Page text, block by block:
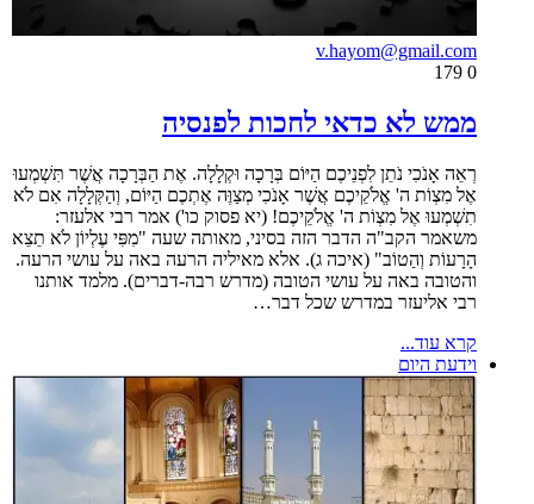
v.hayom@gmail.com
0
ממש לא כדאי לחכות לפנסיה
רְאֵה אָנֹכִי נֹתֵן לִפְנֵיכֶם הַיּוֹם בְּרָכָה וּקְלָלָה. אֶת הַבְּרָכָה אֲשֶׁר תִּשְׁמְעוּ
אֶל מִצְוֹת ה' אֱלֹקֵיכֶם אֲשֶׁר אָנֹכִי מְצַוֶּה אֶתְכֶם הַיּוֹם, וְהַקְּלָלָה אִם לֹא
תִשְׁמְעוּ אֶל מִצְוֹת ה' אֱלֹקֵיכֶם! (יא פסוק כו') אמר רבי אלעזר:
משאמר הקב"ה הדבר הזה בסיני, מאותה שעה "מִפִּי עֶלְיוֹן לֹא תֵצֵא
הָרָעוֹת וְהַטוֹב" (איכה ג). אלא מאיליה הרעה באה על עושי הרעה.
והטובה באה על עושי הטובה (מדרש רבה-דברים). מלמד אותנו
רבי אליעזר במדרש שכל דבר…
קרא עוד...
וידעת היום